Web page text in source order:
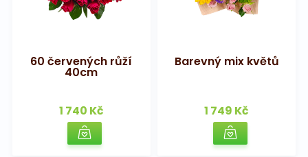
60 červených růží
40cm
1 740 Kč
Barevný mix květů
1 749 Kč